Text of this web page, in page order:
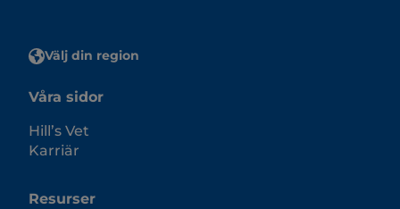
Välj din region
Våra sidor
Hill’s Vet
Karriär
Resurser